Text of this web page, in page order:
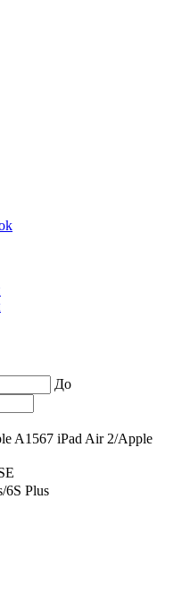
До
A1567 iPad Air 2/Apple
6S Plus